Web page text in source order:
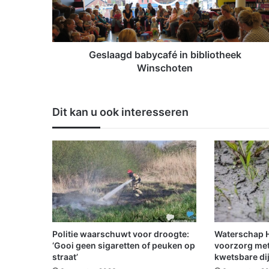
a
g
d
b
f
é
i
n
b
i
b
l
i
o
t
h
Geslaagd babycafé in bibliotheek
Winschoten
Dit kan u ook interesseren
Politie waarschuwt voor droogte:
‘Gooi geen sigaretten of peuken op
straat’
Waterschap
voorzorg
kwetsbare